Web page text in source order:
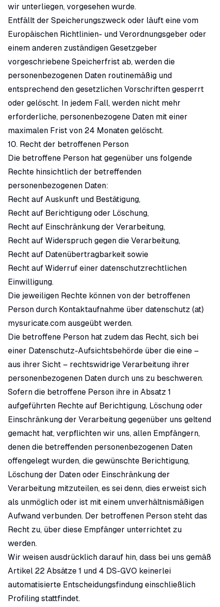
wir unterliegen, vorgesehen wurde.
Entfällt der Speicherungszweck oder läuft eine vom
Europäischen Richtlinien- und Verordnungsgeber oder
einem anderen zuständigen Gesetzgeber
vorgeschriebene Speicherfrist ab, werden die
personenbezogenen Daten routinemäßig und
entsprechend den gesetzlichen Vorschriften gesperrt
oder gelöscht. In jedem Fall, werden nicht mehr
erforderliche, personenbezogene Daten mit einer
maximalen Frist von 24 Monaten gelöscht.
10. Recht der betroffenen Person
Die betroffene Person hat gegenüber uns folgende
Rechte hinsichtlich der betreffenden
personenbezogenen Daten:
Recht auf Auskunft und Bestätigung,
Recht auf Berichtigung oder Löschung,
Recht auf Einschränkung der Verarbeitung,
Recht auf Widerspruch gegen die Verarbeitung,
Recht auf Datenübertragbarkeit sowie
Recht auf Widerruf einer datenschutzrechtlichen
Einwilligung.
Die jeweiligen Rechte können von der betroffenen
Person durch Kontaktaufnahme über datenschutz (at)
mysuricate.com ausgeübt werden.
Die betroffene Person hat zudem das Recht, sich bei
einer Datenschutz-Aufsichtsbehörde über die eine –
aus ihrer Sicht – rechtswidrige Verarbeitung ihrer
personenbezogenen Daten durch uns zu beschweren.
Sofern die betroffene Person ihre in Absatz 1
aufgeführten Rechte auf Berichtigung, Löschung oder
Einschränkung der Verarbeitung gegenüber uns geltend
gemacht hat, verpflichten wir uns, allen Empfängern,
denen die betreffenden personenbezogenen Daten
offengelegt wurden, die gewünschte Berichtigung,
Löschung der Daten oder Einschränkung der
Verarbeitung mitzuteilen, es sei denn, dies erweist sich
als unmöglich oder ist mit einem unverhältnismäßigen
Aufwand verbunden. Der betroffenen Person steht das
Recht zu, über diese Empfänger unterrichtet zu
werden.
Wir weisen ausdrücklich darauf hin, dass bei uns gemäß
Artikel 22 Absätze 1 und 4 DS-GVO keinerlei
automatisierte Entscheidungsfindung einschließlich
Profiling stattfindet.